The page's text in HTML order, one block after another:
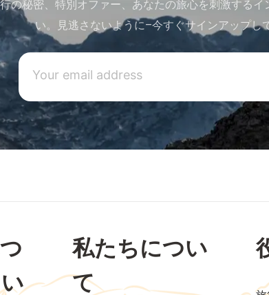
の秘密、特別オファー、あなたの旅心を刺激する
い。見逃さないように–今すぐサインアップし
私たちについ
て